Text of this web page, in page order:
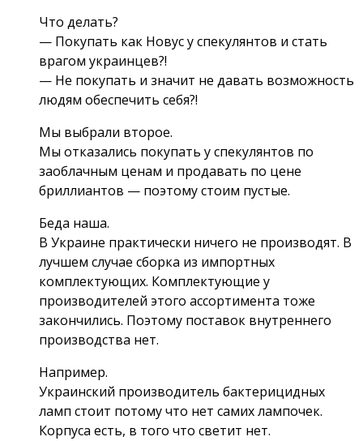
Что делать?
— Покупать как Новус у спекулянтов и стать
врагом украинцев?!
— Не покупать и значит не давать возможность
людям обеспечить себя?!
Мы выбрали второе.
Мы отказались покупать у спекулянтов по
заоблачным ценам и продавать по цене
бриллиантов — поэтому стоим пустые.
Беда наша.
В Украине практически ничего не производят. В
лучшем случае сборка из импортных
комплектующих. Комплектующие у
производителей этого ассортимента тоже
закончились. Поэтому поставок внутреннего
производства нет.
Например.
Украинский производитель бактерицидных
ламп стоит потому что нет самих лампочек.
Корпуса есть, в того что светит нет.